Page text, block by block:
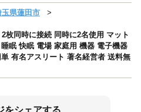
玉県蓮田市
同時に接続 同時に2名使用 マット
眠 快眠 電場 家庭用 機器 電子機器
有名アスリート 著名経営者 送料無
をシェアする